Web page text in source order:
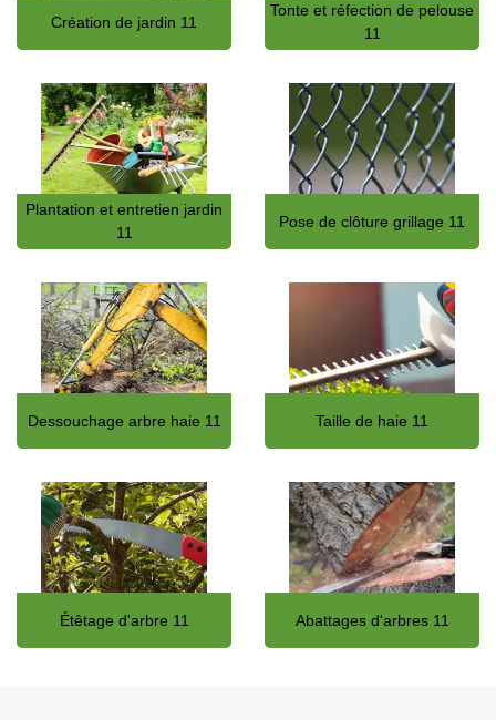
Création de jardin 11
Tonte et réfection de pelouse
11
Plantation et entretien jardin
11
Pose de clôture grillage 11
Dessouchage arbre haie 11 Taille de haie 11
Étêtage d'arbre 11 Abattages d'arbres 11